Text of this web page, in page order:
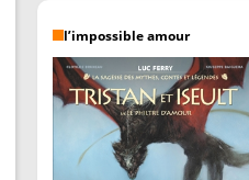
l’impossible amour